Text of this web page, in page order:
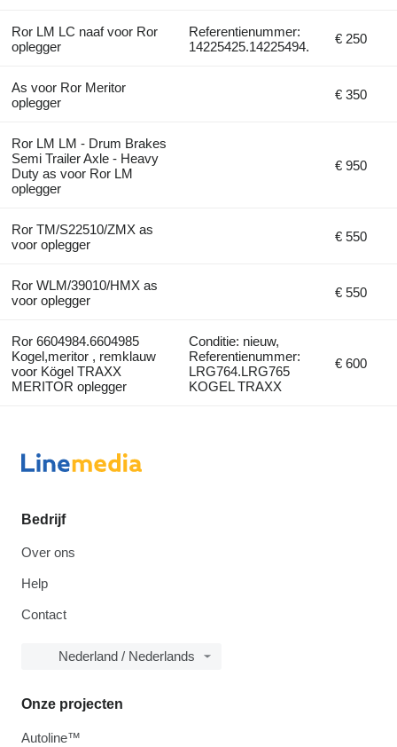
Ror LM LC naaf voor Ror
oplegger
Referentienummer:
14225425.14225494.
€ 250
As voor Ror Meritor
oplegger
€ 350
Ror LM LM - Drum Brakes
Semi Trailer Axle - Heavy
Duty as voor Ror LM
oplegger
€ 950
Ror TM/S22510/ZMX as
voor oplegger
€ 550
Ror WLM/39010/HMX as
voor oplegger
€ 550
Ror 6604984.6604985
Kogel,meritor , remklauw
voor Kögel TRAXX
MERITOR oplegger
Conditie: nieuw,
Referentienummer:
LRG764.LRG765
KOGEL TRAXX
€ 600
Bedrijf
Over ons
Help
Contact
Nederland / Nederlands
Onze projecten
Autoline™